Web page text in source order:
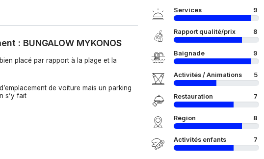
: BUNGALOW MYKONOS
placé par rapport à la plage et la
de voiture mais un parking
s’y fait
Services 9
Rapport qualité/prix 8
Baignade 9
Activités / Animations 5
Restauration 7
Région 8
Activités enfants 7